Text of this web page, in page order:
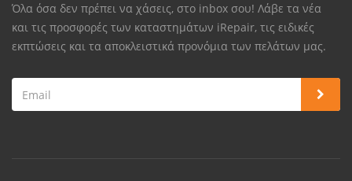
Όλα όσα δεν πρέπει να χάσεις, στο inbox σου! Λάβε τα νέα
και τις προσφορές των καταστημάτων iRepair, τις ειδικές
εκπτώσεις και τα αποκλειστικά προνόμια των πελάτων μας.